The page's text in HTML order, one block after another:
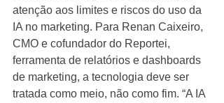
atenção aos limites e riscos do uso da
IA no marketing. Para Renan Caixeiro,
CMO e cofundador do Reportei,
ferramenta de relatórios e dashboards
de marketing, a tecnologia deve ser
tratada como meio, não como fim. “A IA